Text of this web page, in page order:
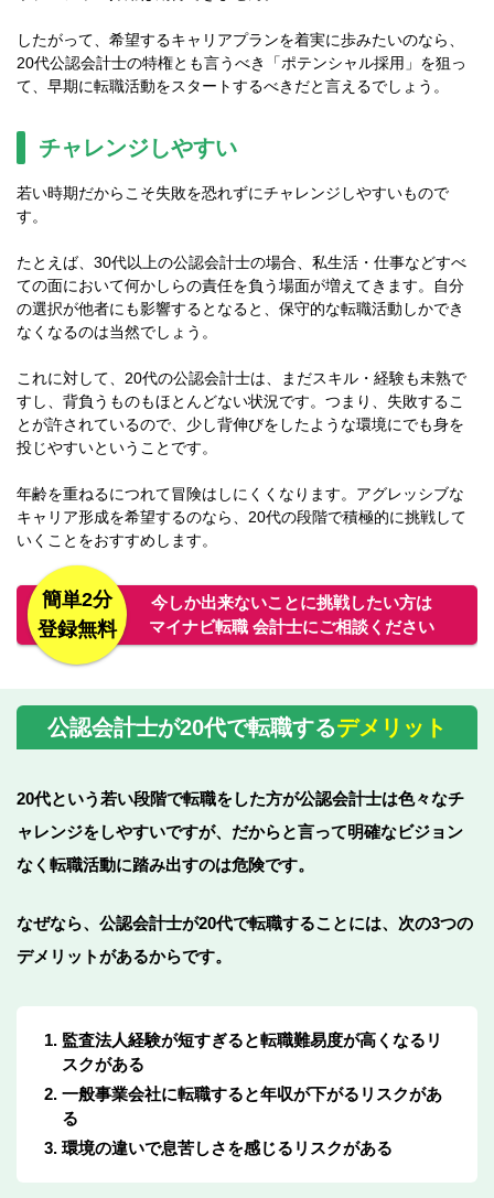
したがって、希望するキャリアプランを着実に歩みたいのなら、
20代公認会計士の特権とも言うべき「ポテンシャル採用」を狙っ
て、早期に転職活動をスタートするべきだと言えるでしょう。
チャレンジしやすい
若い時期だからこそ失敗を恐れずにチャレンジしやすいもので
す。
たとえば、30代以上の公認会計士の場合、私生活・仕事などすべ
ての面において何かしらの責任を負う場面が増えてきます。自分
の選択が他者にも影響するとなると、保守的な転職活動しかでき
なくなるのは当然でしょう。
これに対して、20代の公認会計士は、まだスキル・経験も未熟で
すし、背負うものもほとんどない状況です。つまり、失敗するこ
とが許されているので、少し背伸びをしたような環境にでも身を
投じやすいということです。
年齢を重ねるにつれて冒険はしにくくなります。アグレッシブな
キャリア形成を希望するのなら、20代の段階で積極的に挑戦して
いくことをおすすめします。
簡単2分
登録無料
今しか出来ないことに挑戦したい方は
マイナビ転職 会計士にご相談ください
公認会計士が20代で転職するデメリット
20代という若い段階で転職をした方が公認会計士は色々なチ
ャレンジをしやすいですが、 だからと言って明確なビジョン
なく転職活動に踏み出すのは危険です。
なぜなら、公認会計士が20代で転職することには、次の3つの
デメリットがあるからです。
監査法人経験が短すぎると転職難易度が高くなるリ
スクがある
一般事業会社に転職すると年収が下がるリスクがあ
る
環境の違いで息苦しさを感じるリスクがある